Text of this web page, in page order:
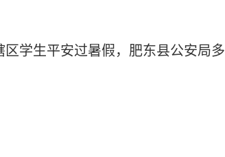
学生平安过暑假，肥东县公安局多